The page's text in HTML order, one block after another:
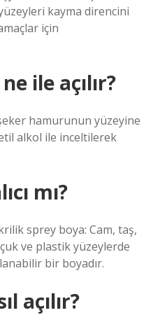
kayma direncini
için
ile açılır?
hamurunun yüzeyine
alkol ile inceltilerek
mı?
sprey boya: Cam, taş,
ve plastik yüzeylerde
bir boyadır.
açılır?